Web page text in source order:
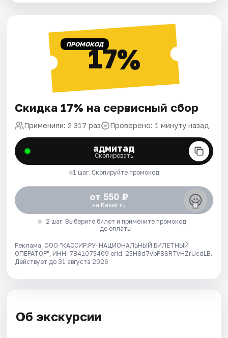
ПРОМОКОД17%
Скидка 17% на сервисный сбор
Применили: 2 317 раз Проверено: 1 минуту назад
адмитад
Скопировать
1 шаг. Скопируйте промокод
от 550 ₽
на Kassir.ru
2 шаг. Выберите билет и примените промокод
до оплаты
Реклама. ООО "КАССИР.РУ-НАЦИОНАЛЬНЫЙ БИЛЕТНЫЙ
ОПЕРАТОР", ИНН: 7841075409 erid: 25H8d7vbP8SRTvHZrUcdLB.
Действует до 31 августа 2026
Об экскурсии